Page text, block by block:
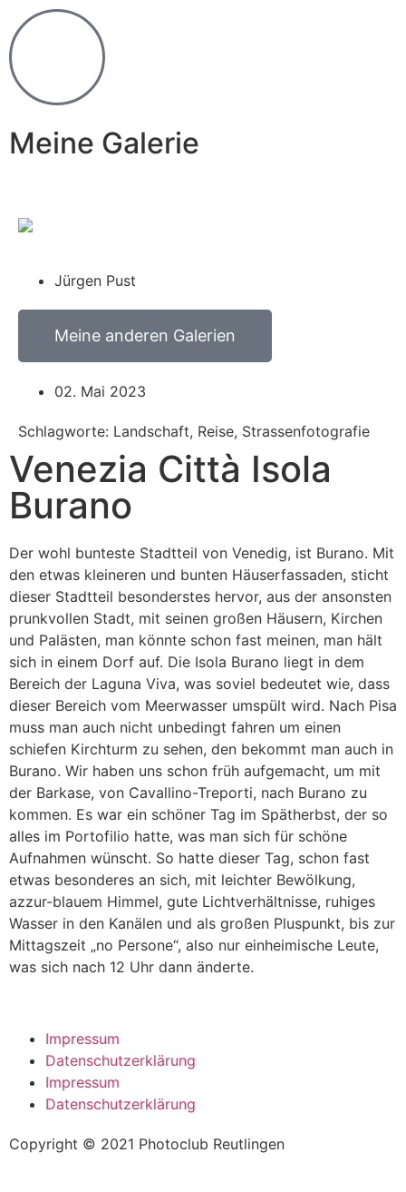
Meine Galerie
Jürgen Pust
Meine anderen Galerien
02. Mai 2023
Schlagworte: Landschaft, Reise, Strassenfotografie
Venezia Città Isola
Burano
Der wohl bunteste Stadtteil von Venedig, ist Burano. Mit
den etwas kleineren und bunten Häuserfassaden, sticht
dieser Stadtteil besonderstes hervor, aus der ansonsten
prunkvollen Stadt, mit seinen großen Häusern, Kirchen
und Palästen, man könnte schon fast meinen, man hält
sich in einem Dorf auf. Die Isola Burano liegt in dem
Bereich der Laguna Viva, was soviel bedeutet wie, dass
dieser Bereich vom Meerwasser umspült wird. Nach Pisa
muss man auch nicht unbedingt fahren um einen
schiefen Kirchturm zu sehen, den bekommt man auch in
Burano. Wir haben uns schon früh aufgemacht, um mit
der Barkase, von Cavallino-Treporti, nach Burano zu
kommen. Es war ein schöner Tag im Spätherbst, der so
alles im Portofilio hatte, was man sich für schöne
Aufnahmen wünscht. So hatte dieser Tag, schon fast
etwas besonderes an sich, mit leichter Bewölkung,
azzur-blauem Himmel, gute Lichtverhältnisse, ruhiges
Wasser in den Kanälen und als großen Pluspunkt, bis zur
Mittagszeit „no Persone“, also nur einheimische Leute,
was sich nach 12 Uhr dann änderte.
Impressum
Datenschutzerklärung
Impressum
Datenschutzerklärung
Copyright © 2021 Photoclub Reutlingen